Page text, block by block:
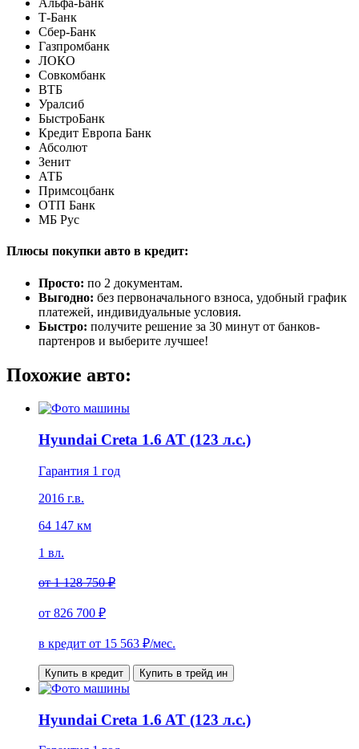
Альфа-Банк
Т-Банк
Сбер-Банк
Газпромбанк
ЛОКО
Совкомбанк
ВТБ
Уралсиб
БыстроБанк
Кредит Европа Банк
Абсолют
Зенит
АТБ
Примсоцбанк
ОТП Банк
МБ Рус
Плюсы покупки авто в кредит:
Просто: по 2 документам.
Выгодно: без первоначального взноса, удобный график
платежей, индивидуальные условия.
Быстро: получите решение за 30 минут от банков-
партенров и выберите лучшее!
Похожие авто:
Hyundai Creta 1.6 AT (123 л.с.)
Гарантия 1 год
2016 г.в.
64 147 км
1 вл.
от1 128 750 ₽
от 826 700 ₽
в кредит от 15 563 ₽/мес.
Купить в кредит Купить в трейд ин
Hyundai Creta 1.6 AT (123 л.с.)